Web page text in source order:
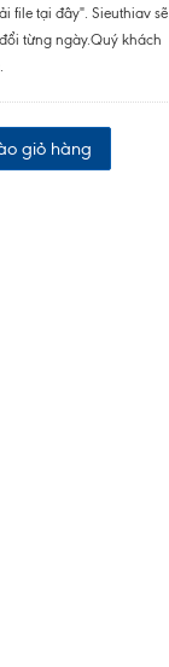
file tại đây". Sieuthiav sẽ
từng ngày.Quý khách
giỏ hàng